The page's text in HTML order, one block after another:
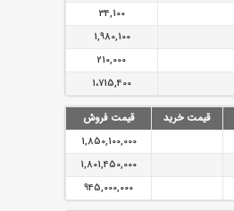
34,100
1,980,100
210,000
1،715,400
قیمت خرید
قیمت فروش
1,850,100,000
1,801,450,000
945,000,000